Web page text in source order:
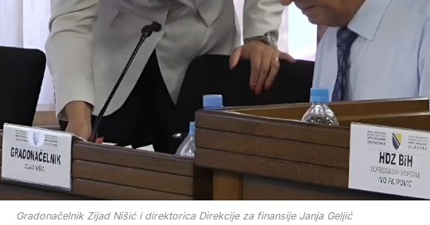
Gradonačelnik Zijad Nišić i direktorica Direkcije za finansije Janja Geljić